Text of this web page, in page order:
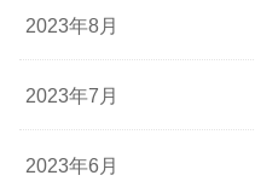
2023年8月
2023年7月
2023年6月